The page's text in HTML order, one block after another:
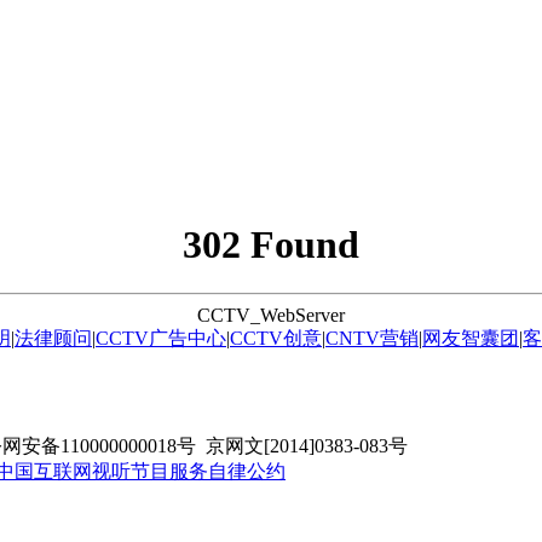
302 Found
CCTV_WebServer
|法律顾问|CCTV广告中心|CCTV创意|CNTV营销|网友智囊团 |
安备110000000018号 京网文[2014]0383-083号
国互联网视听节目服务自律公约